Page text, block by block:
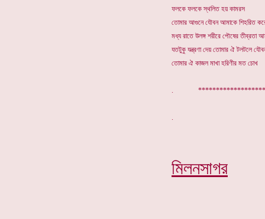
ফলকে ফলকে স্থলিত হয় কামরস
তোমার আগুনে যৌবন আমাকে শিহরিত
মধ্য রাতে উলঙ্গ শরীরে পৌষের তীব্রতা
যতটুকু যন্ত্রণা দেয় তোমার ঐ টলটলে
তোমার ঐ কাজল মাখা হরিণীর মত চোখ
.
মিলনসাগর